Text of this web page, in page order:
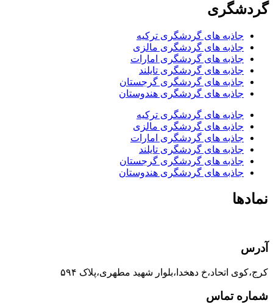
گردشگری
جاذبه های گردشگری ترکیه
جاذبه های گردشگری مالزی
جاذبه های گردشگری امارات
جاذبه های گردشگری تایلند
جاذبه های گردشگری گرجستان
جاذبه های گردشگری هندوستان
جاذبه های گردشگری ترکیه
جاذبه های گردشگری مالزی
جاذبه های گردشگری امارات
جاذبه های گردشگری تایلند
جاذبه های گردشگری گرجستان
جاذبه های گردشگری هندوستان
نمادها
آدرس
کرج،کوی اتحاد،خ دهخدا،بلوار شهید مطهری،پلاک ۵۹۴
شماره تماس